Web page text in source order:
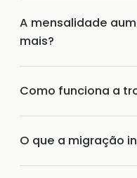
A mensalidade
mais?
Como funciona a
O que a migração